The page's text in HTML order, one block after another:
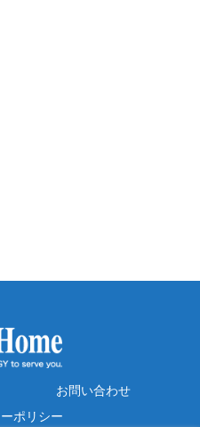
お問い合わせ
ポリシー